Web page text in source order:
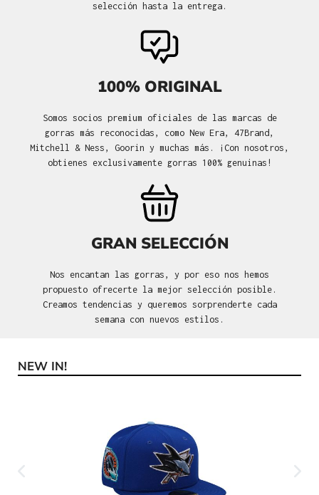
selección hasta la entrega.
100% ORIGINAL
Somos socios premium oficiales de las marcas de
gorras más reconocidas, como New Era, 47Brand,
Mitchell & Ness, Goorin y muchas más. ¡Con nosotros,
obtienes exclusivamente gorras 100% genuinas!
GRAN SELECCIÓN
Nos encantan las gorras, y por eso nos hemos
propuesto ofrecerte la mejor selección posible.
Creamos tendencias y queremos sorprenderte cada
semana con nuevos estilos.
Omitir la galería de productos
NEW IN!